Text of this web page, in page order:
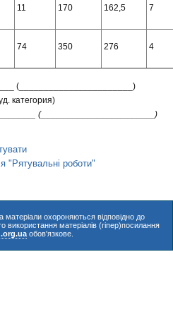
11 170 162,5 7
74 350 276 4
(_______________________)
категория)
(_______________________)
охороняються відповідно до
використання матеріалів (гіпер)посилання
обов'язкове.